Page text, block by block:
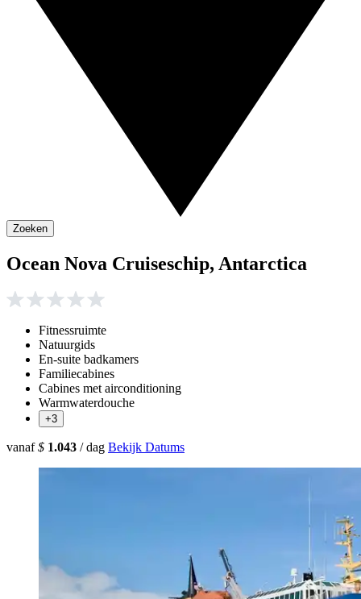
Zoeken
Ocean Nova Cruiseschip, Antarctica
Fitnessruimte
Natuurgids
En-suite badkamers
Familiecabines
Cabines met airconditioning
Warmwaterdouche
+3
vanaf$ 1.043 / dag Bekijk Datums